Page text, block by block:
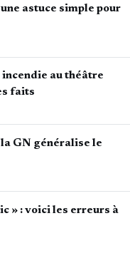
astuce simple pour
incendie au théâtre
faits
GN généralise le
» : voici les erreurs à